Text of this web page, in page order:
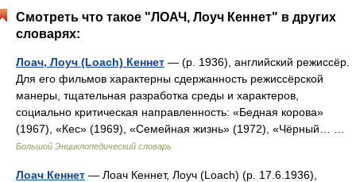
Смотреть что такое "ЛОАЧ, Лоуч Кеннет" в других
словарях:
Лоач, Лоуч (Loach) Кеннет — (р. 1936), английский режиссёр.
Для его фильмов характерны сдержанность режиссёрской
манеры, тщательная разработка среды и характеров,
социально критическая направленность: «Бедная корова»
(1967), «Кес» (1969), «Семейная жизнь» (1972), «Чёрный… …
Большой Энциклопедический словарь
Лоач Кеннет — Лоач Кеннет, Лоуч (Loach) (р. 17.6.1936),